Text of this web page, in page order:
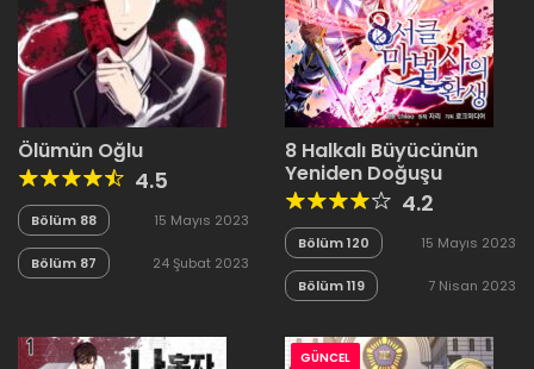
Ölümün Oğlu
4.5
Bölüm 88 15 Mayıs 2023
Bölüm 87 24 Şubat 2023
8 Halkalı Büyücünün
Yeniden Doğuşu
4.2
Bölüm 120 15 Mayıs 2023
Bölüm 119 7 Nisan 2023
GÜNCEL